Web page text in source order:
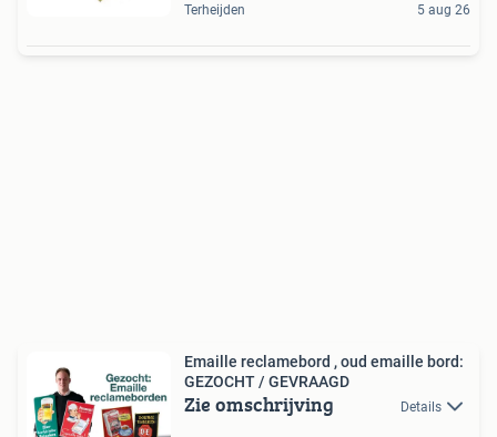
Terheijden 5 aug 26
Emaille reclamebord , oud emaille bord:
GEZOCHT / GEVRAAGD
Zie omschrijving Details